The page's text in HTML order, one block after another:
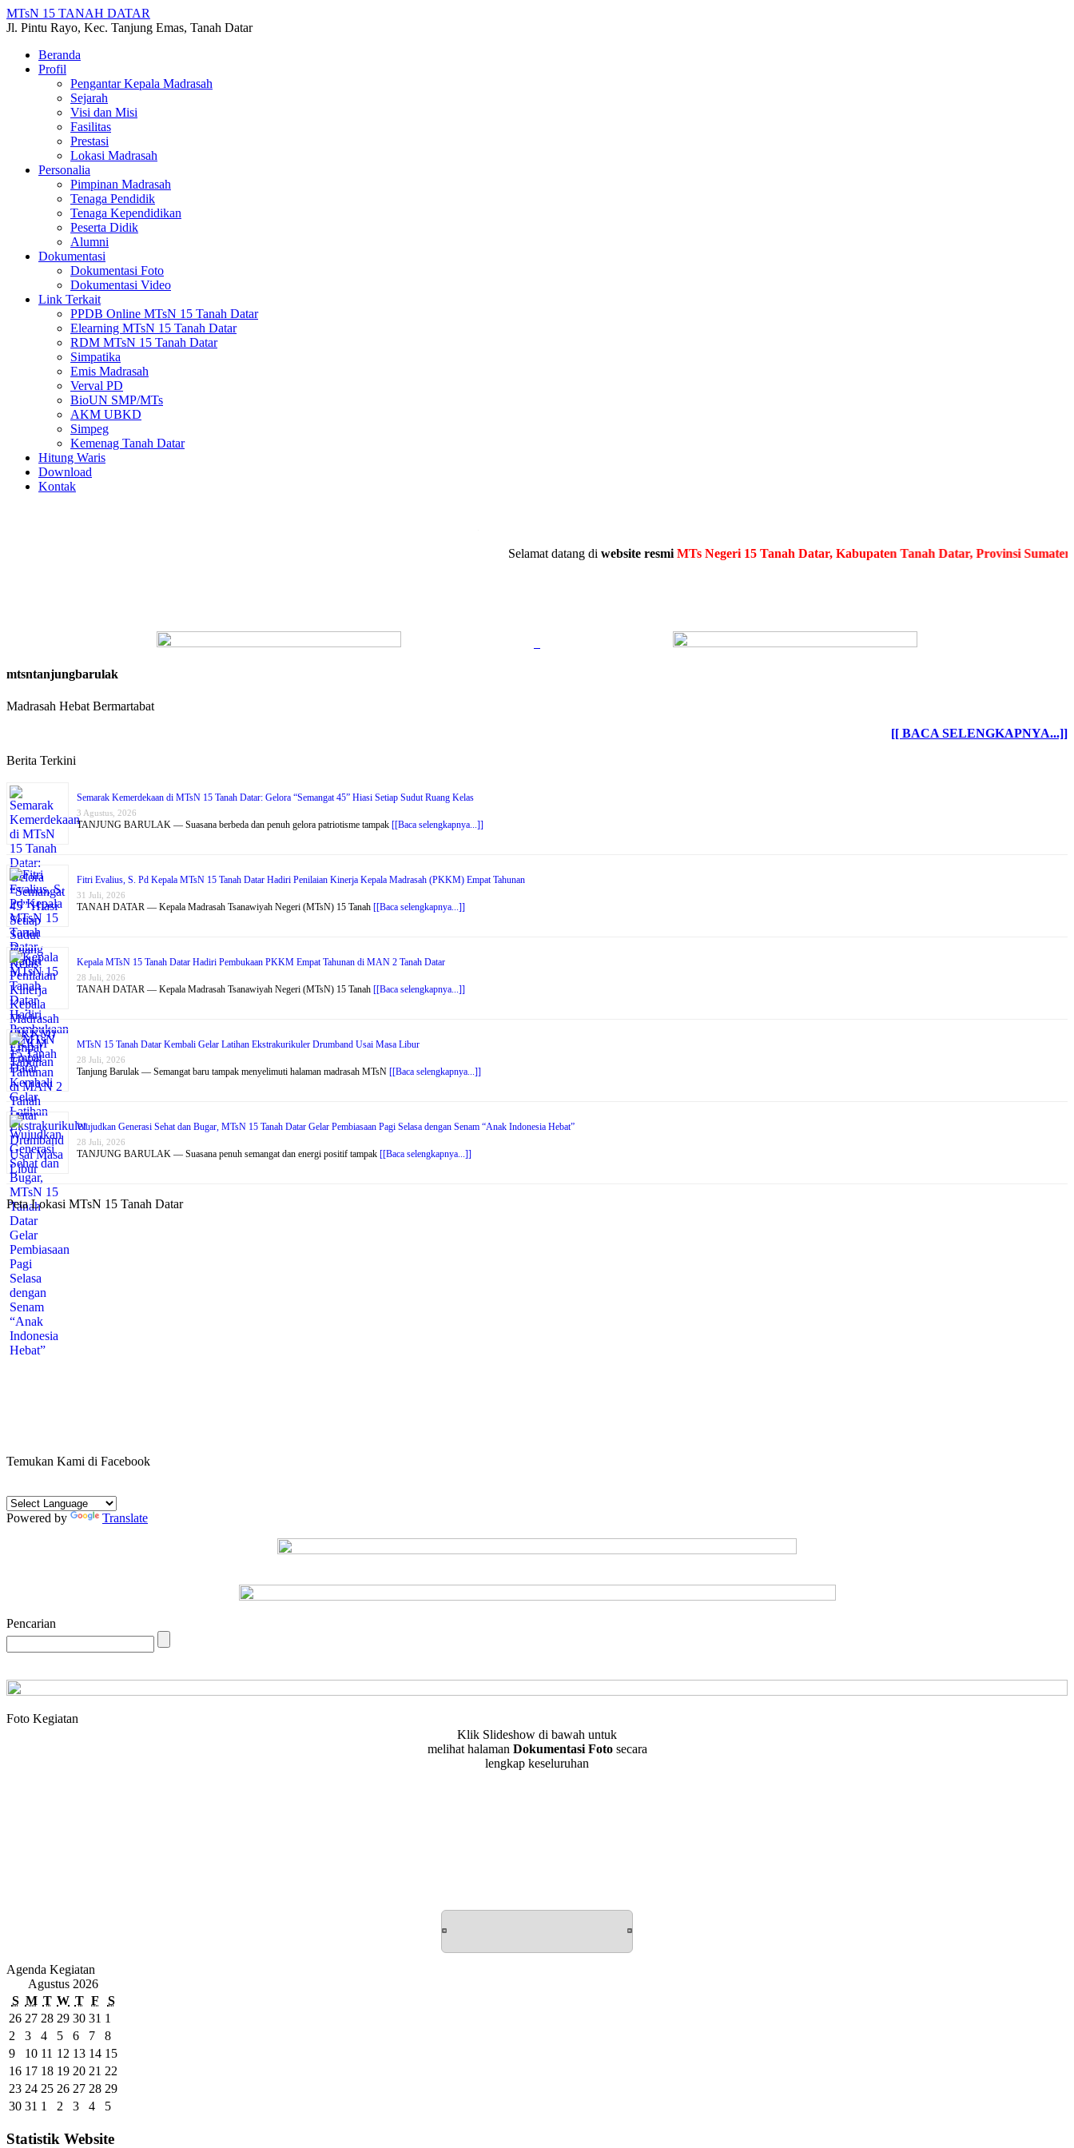
MTsN 15 TANAH DATAR
Jl. Pintu Rayo, Kec. Tanjung Emas, Tanah Datar
Beranda
Profil
Pengantar Kepala Madrasah
Sejarah
Visi dan Misi
Fasilitas
Prestasi
Lokasi Madrasah
Personalia
Pimpinan Madrasah
Tenaga Pendidik
Tenaga Kependidikan
Peserta Didik
Alumni
Dokumentasi
Dokumentasi Foto
Dokumentasi Video
Link Terkait
PPDB Online MTsN 15 Tanah Datar
Elearning MTsN 15 Tanah Datar
RDM MTsN 15 Tanah Datar
Simpatika
Emis Madrasah
Verval PD
BioUN SMP/MTs
AKM UBKD
Simpeg
Kemenag Tanah Datar
Hitung Waris
Download
Kontak
Selamat datang diwebsite resmi MTs Negeri 15 Tanah Datar, Kabupaten Tanah Datar, Provinsi Sumatera
mtsntanjungbarulak
Madrasah Hebat Bermartabat
[[ BACA SELENGKAPNYA...]]
Berita Terkini
Semarak Kemerdekaan di MTsN 15 Tanah Datar: Gelora “Semangat 45” Hiasi Setiap Sudut Ruang Kelas
3 Agustus, 2026
TANJUNG BARULAK — Suasana berbeda dan penuh gelora patriotisme tampak [[Baca selengkapnya...]]
Fitri Evalius, S. Pd Kepala MTsN 15 Tanah Datar Hadiri Penilaian Kinerja Kepala Madrasah (PKKM) Empat Tahunan
31 Juli, 2026
TANAH DATAR — Kepala Madrasah Tsanawiyah Negeri (MTsN) 15 Tanah [[Baca selengkapnya...]]
Kepala MTsN 15 Tanah Datar Hadiri Pembukaan PKKM Empat Tahunan di MAN 2 Tanah Datar
28 Juli, 2026
TANAH DATAR — Kepala Madrasah Tsanawiyah Negeri (MTsN) 15 Tanah [[Baca selengkapnya...]]
MTsN 15 Tanah Datar Kembali Gelar Latihan Ekstrakurikuler Drumband Usai Masa Libur
28 Juli, 2026
Tanjung Barulak — Semangat baru tampak menyelimuti halaman madrasah MTsN [[Baca selengkapnya...]]
Wujudkan Generasi Sehat dan Bugar, MTsN 15 Tanah Datar Gelar Pembiasaan Pagi Selasa dengan Senam “Anak Indonesia Hebat”
28 Juli, 2026
TANJUNG BARULAK — Suasana penuh semangat dan energi positif tampak [[Baca selengkapnya...]]
Peta Lokasi MTsN 15 Tanah Datar
Temukan Kami di Facebook
Powered by Translate
Pencarian
Foto Kegiatan
Klik Slideshow di bawah untuk
melihat halaman Dokumentasi Fotosecara
lengkap keseluruhan
Agenda Kegiatan
Agustus 2026
S M T W T F
S
26 27 28 29 30 31 1
2
3 4 5 6 7
8
9
10 11 12 13 14 15
16 17 18 19 20 21 22
23 24 25 26 27 28 29
30 31 1 2 3 4 5
Statistik Website